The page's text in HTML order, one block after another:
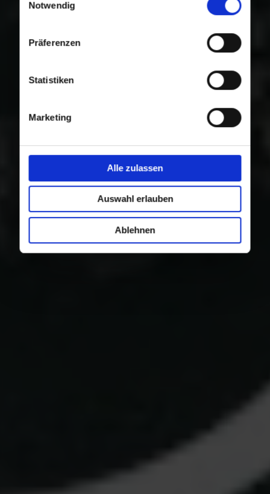
Nutzung der Dienste gesammelt haben.
Notwendig
Präferenzen
Statistiken
Marketing
Alle zulassen
Auswahl erlauben
Ablehnen